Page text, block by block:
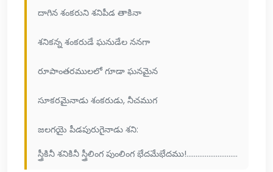
దాగిన శంకరుని శనిపీడ తాకినా
శనికన్న శంకరుడే ఘనుడేల ననగా
రూపాంతరములలో గూడా ఘనమైన
సూకరమైనాడు శంకరుడు, నీచముగ
జలగయై పీడపురుగైనాడు శని:
స్త్రీకినీ శనికినీ స్త్రీలింగ పుంలింగ భేదమేభేదము!............................